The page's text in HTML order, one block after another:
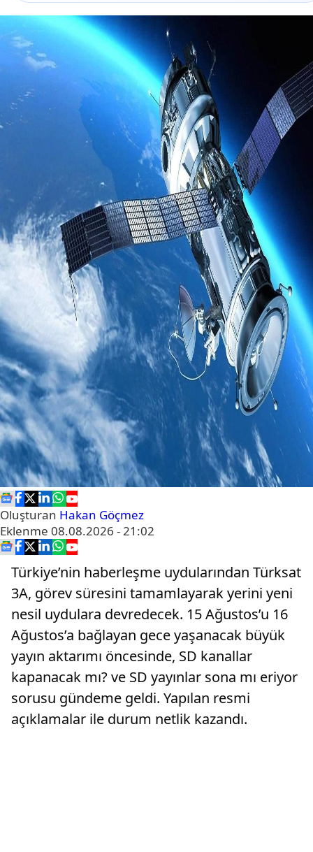
Oluşturan Hakan Göçmez
Eklenme 08.08.2026 - 21:02
Türkiye’nin haberleşme uydularından Türksat
3A, görev süresini tamamlayarak yerini yeni
nesil uydulara devredecek. 15 Ağustos’u 16
Ağustos’a bağlayan gece yaşanacak büyük
yayın aktarımı öncesinde, SD kanallar
kapanacak mı? ve SD yayınlar sona mı eriyor
sorusu gündeme geldi. Yapılan resmi
açıklamalar ile durum netlik kazandı.